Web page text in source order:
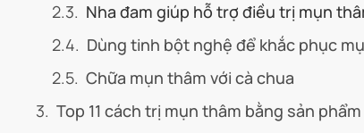
Nha đam giúp hỗ trợ điều trị mụn
Dùng tinh bột nghệ để khắc phục
Chữa mụn thâm với cà chua
Top 11 cách trị mụn thâm bằng sản